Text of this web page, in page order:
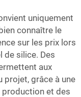
uniquement
connaître le
sur les prix lors
de silice. Des
aux
projet, grâce à une
et des